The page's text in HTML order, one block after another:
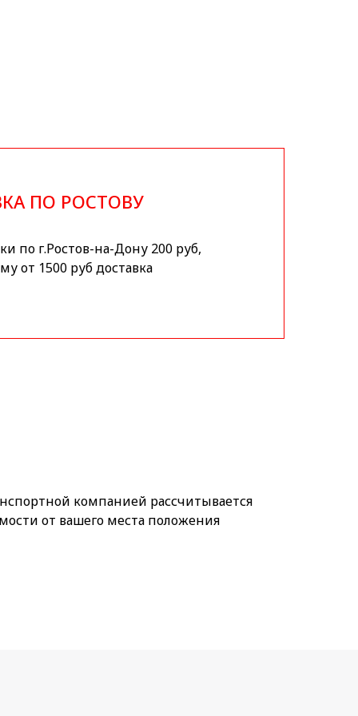
ПО РОСТОВУ
по г.Ростов-на-Дону 200 руб,
от 1500 руб доставка
компанией рассчитывается
от вашего места положения